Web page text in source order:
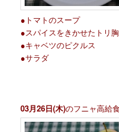
●トマトのスープ
●スパイスをきかせたトリ
●キャベツのピクルス
●サラダ
03月26日(木)のフニャ高給食